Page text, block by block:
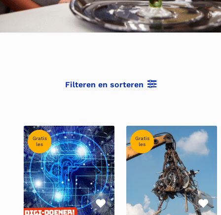
Filteren en sorteren
Gratis
les
Favoriet
Gratis
les